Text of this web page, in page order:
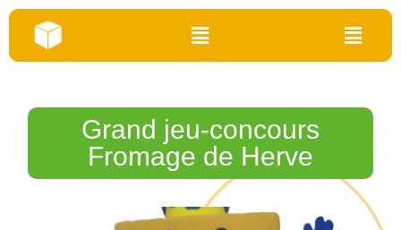
Grand jeu-concours
Fromage de Herve